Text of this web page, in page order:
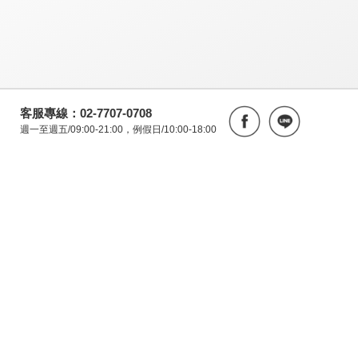
客服專線：02-7707-0708
週一至週五/09:00-21:00，例假日/10:00-18:00